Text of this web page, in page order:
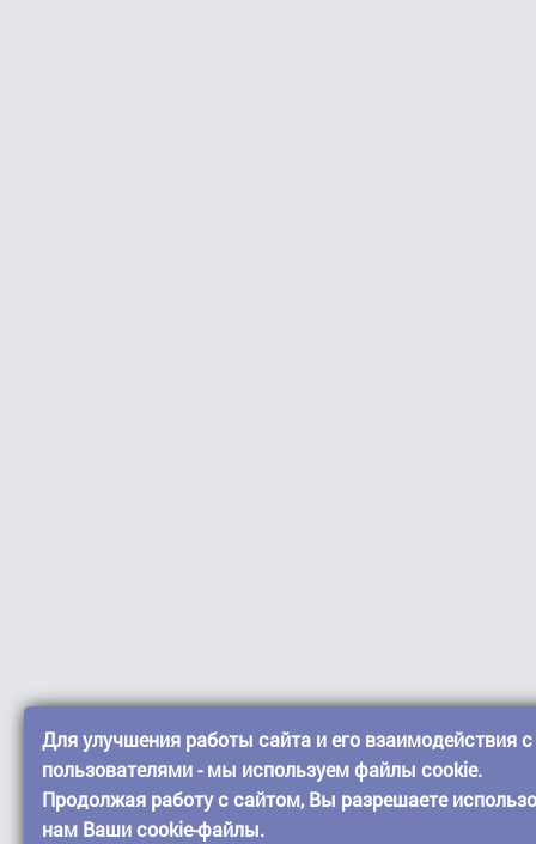
Для улучшения работы сайта и его взаимодействия с
пользователями - мы используем файлы cookie.
Продолжая работу с сайтом, Вы разрешаете
нам Ваши cookie-файлы.